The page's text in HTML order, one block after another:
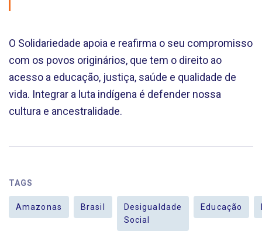
O Solidariedade apoia e reafirma o seu compromisso
com os povos originários, que tem o direito ao
acesso a educação, justiça, saúde e qualidade de
vida. Integrar a luta indígena é defender nossa
cultura e ancestralidade.
TAGS
Amazonas Brasil
Desigualdade
Social
Educação